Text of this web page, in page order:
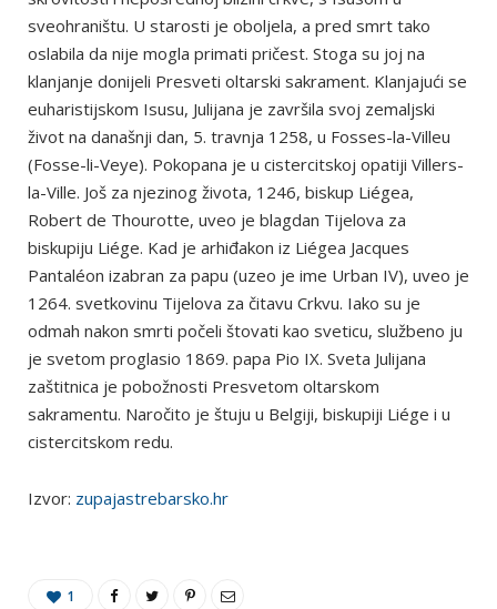
sveohraništu. U starosti je oboljela, a pred smrt tako
oslabila da nije mogla primati pričest. Stoga su joj na
klanjanje donijeli Presveti oltarski sakrament. Klanjajući se
euharistijskom Isusu, Julijana je završila svoj zemaljski
život na današnji dan, 5. travnja 1258, u Fosses-la-Villeu
(Fosse-li-Veye). Pokopana je u cistercitskoj opatiji Villers-
la-Ville. Još za njezinog života, 1246, biskup Liégea,
Robert de Thourotte, uveo je blagdan Tijelova za
biskupiju Liége. Kad je arhiđakon iz Liégea Jacques
Pantaléon izabran za papu (uzeo je ime Urban IV), uveo je
1264. svetkovinu Tijelova za čitavu Crkvu. Iako su je
odmah nakon smrti počeli štovati kao sveticu, službeno ju
je svetom proglasio 1869. papa Pio IX. Sveta Julijana
zaštitnica je pobožnosti Presvetom oltarskom
sakramentu. Naročito je štuju u Belgiji, biskupiji Liége i u
cistercitskom redu.
Izvor: zupajastrebarsko.hr
1